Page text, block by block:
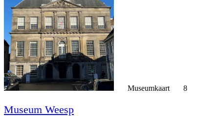
Museumkaart 8
Museum Weesp